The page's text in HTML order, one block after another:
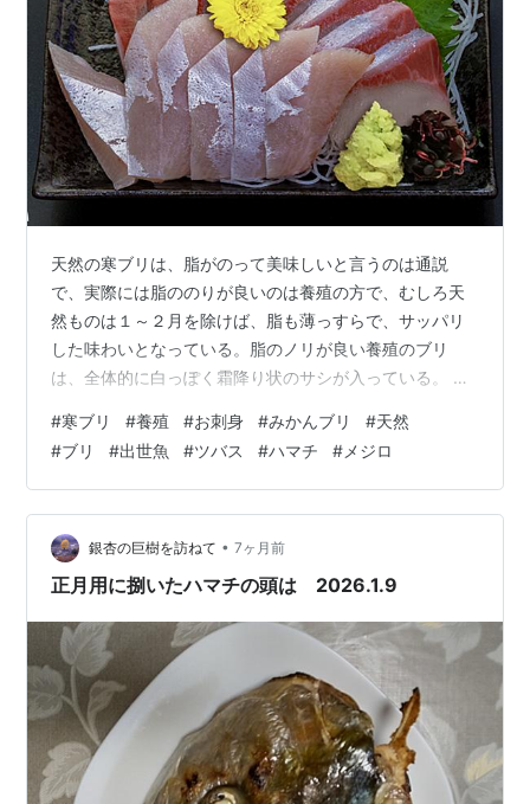
天然の寒ブリは、脂がのって美味しいと言うのは通説
で、実際には脂ののりが良いのは養殖の方で、むしろ天
然ものは１～２月を除けば、脂も薄っすらで、サッパリ
した味わいとなっている。脂のノリが良い養殖のブリ
は、全体的に白っぽく霜降り状のサシが入っている。 養
食べさせている「みかんブリ」って言うのがある。みか
んに含まれるリモネンが、生臭さを抑え鮮度を保つ働き
をしているようで、決してみかんのお味がすることはな
い。みかんの他には柚子・かぼす・オリーブ・お茶など
を飼料に混ぜ込む産地もあると聞く。 ブリは大きくなる
ほどに、名前が変わっていく出世魚と呼ばれているが、
#寒ブリ #養殖 #お刺身 #みかんブリ #天然
#ブリ #出世魚 #ツバス #ハマチ # メジロ
銀杏の巨樹を訪ねて • 7ヶ月前
正月用に捌いたハマチの頭は 2026.1.9